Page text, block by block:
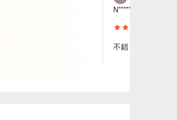
N******r
不錯